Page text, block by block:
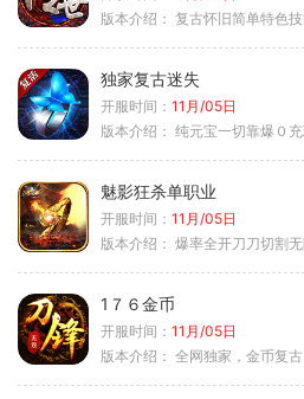
版本介绍： 复古怀旧简单特色
独家复古迷失
开服时间： 11月/05日
版本介绍： 纯元宝一切靠爆０
魅影狂杀单职业
开服时间： 11月/05日
版本介绍： 爆率全开刀刀切割
1７６金币
开服时间： 11月/05日
版本介绍： 全网独家，金币复古，